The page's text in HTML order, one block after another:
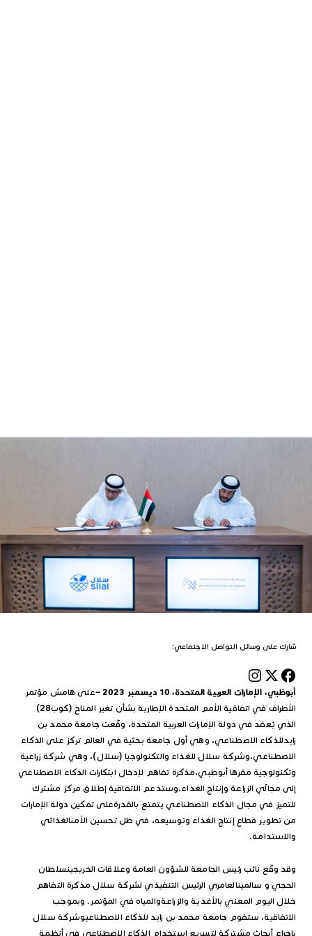
شارك على وسائل التواصل الاجتماعي:
أبوظبي، الإمارات العربية المتحدة، 10 ديسمبر 2023 –
على هامش مؤتمر
الأطراف في اتفاقية الأمم المتحدة الإطارية بشأن تغير المناخ (كوب28)
الذي يُعقد في دولة الإمارات العربية المتحدة، وقّعت جامعة محمد بن
زايدللذكاء الاصطناعي، وهي أول جامعة بحثية في العالم تركز على الذكاء
الاصطناعي،وشركة سلال للغذاء والتكنولوجيا (سلال)، وهي شركة زراعية
وتكنولوجية مقرها أبوظبي،مذكرة تفاهم لإدخال ابتكارات الذكاء الاصطناعي
إلى مجالَي الزراعة وإنتاج الغذاء.وستدعم الاتفاقية إطلاق مركز مشترك
للتميز في مجال الذكاء الاصطناعي يتمتع بالقدرةعلى تمكين دولة الإمارات
من تطوير قطاع إنتاج الغذاء وتوسيعه، في ظل تحسين الأمنالغذائي
والاستدامة.
وقد وقّع نائب رئيس الجامعة للشؤون العامة وعلاقات الخريجينسلطان
الحجي و سالمينالعامري الرئيس التنفيذي لشركة سلال مذكرة التفاهم
خلال اليوم المعني بالأغذية والزراعةوالمياه في المؤتمر. وبموجب
الاتفاقية، ستقوم جامعة محمد بن زايد للذكاء الاصطناعيوشركة سلال
بإجراء أبحاث مشتركة لتسريع استخدام الذكاء الاصطناعي في أنظمة